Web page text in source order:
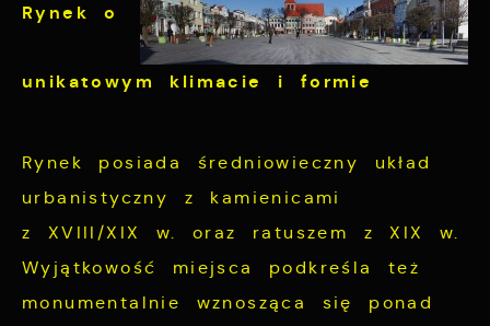
Ryneko
unikatowym klimacie i formie
Rynek posiada średniowieczny układ
urbanistyczny z kamienicami
z XVIII/XIX w. oraz ratuszem z XIX w.
Wyjątkowość miejsca podkreśla też
monumentalnie wznosząca się ponad